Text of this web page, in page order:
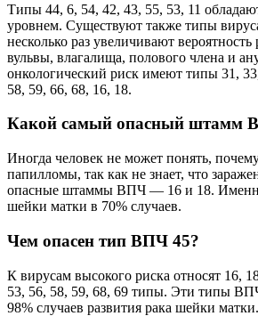
Типы 44, 6, 54, 42, 43, 55, 53, 11
уровнем. Существуют также типы
несколько раз увеличивают
вульвы, влагалища, полового члена и
онкологический риск имеют типы 31,
58, 59, 66, 68, 16, 18.
Какой самый опасный штамм
Иногда человек не может понять,
папилломы, так как не знает, что
опасные штаммы ВПЧ — 16 и 18.
шейки матки в 70% случаев.
Чем опасен тип ВПЧ 45?
К вирусам высокого риска относят 16,
53, 56, 58, 59, 68, 69 типы. Эти типы
98% случаев развития рака шейки матки.